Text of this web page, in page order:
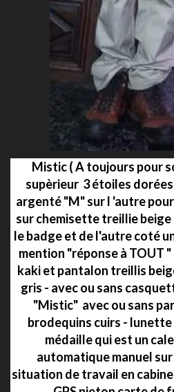
Mistic ( A toujours pour
supèrieur 3 étoiles dorées
argenté "M" sur l 'autre
sur chemisette treillie beige
le badge et de l'autre coté
mention "réponse à TOUT
kaki et pantalon treillis
gris - avec ou sans
"Mistic" avec ou sans
brodequins cuirs -
médaille qui est un
automatique manuel sur
situation de travail en